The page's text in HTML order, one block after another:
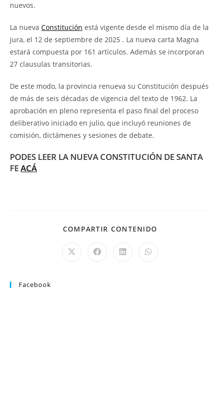
nuevos.
La nueva Constitución está vigente desde el mismo día de la
jura, el 12 de septiembre de 2025 . La nueva carta Magna
estará compuesta por 161 artículos. Además se incorporan
27 clausulas transitorias.
De este modo, la provincia renueva su Constitución después
de más de seis décadas de vigencia del texto de 1962. La
aprobación en pleno representa el paso final del proceso
deliberativo iniciado en julio, que incluyó reuniones de
comisión, dictámenes y sesiones de debate.
PODES LEER LA NUEVA CONSTITUCIÓN DE SANTA
FEACÁ
COMPARTIR CONTENIDO
Facebook